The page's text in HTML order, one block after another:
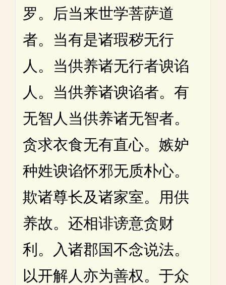
罗。后当来世学菩萨道
者。当有是诸瑕秽无行
人。当供养诸无行者谀谄
人。当供养诸谀谄者。有
无智人当供养诸无智者。
贪求衣食无有直心。嫉妒
种姓谀谄怀邪无质朴心。
欺诸尊长及诸家室。用供
养故。还相诽谤意贪财
利。入诸郡国不念说法。
以开解人亦为善权。于众